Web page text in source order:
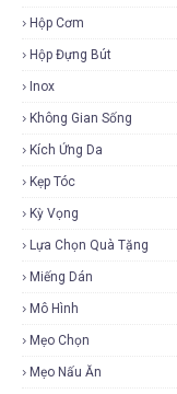
Hộp Cơm
Hộp Đựng Bút
Inox
Không Gian Sống
Kích Ứng Da
Kẹp Tóc
Kỳ Vọng
Lựa Chọn Quà Tặng
Miếng Dán
Mô Hình
Mẹo Chọn
Mẹo Nấu Ăn